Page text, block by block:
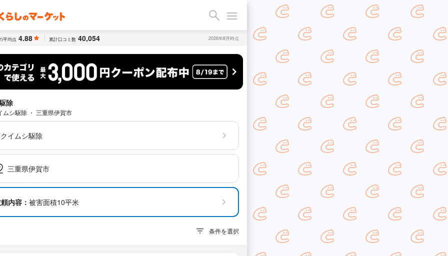
平均点 4.88 累計口コミ数 40,054 2026年8月時点
除
ムシ駆除 ・ 三重県伊賀市
イムシ駆除
三重県伊賀市
内容： 被害面積10平米
条件を選択